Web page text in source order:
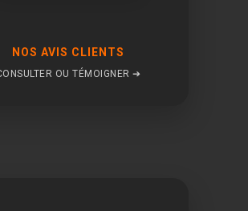
NOS AVIS CLIENTS
OU TÉMOIGNER ➔